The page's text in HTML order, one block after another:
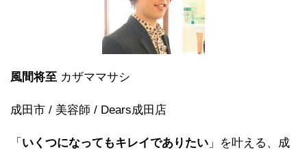
風間将至 カザママサシ
成田市 / 美容師 / Dears成田店
「 いくつになってもキレイでありたい 」を叶える、成